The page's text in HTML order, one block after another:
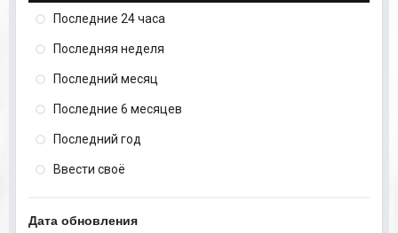
Последние 24 часа
Последняя неделя
Последний месяц
Последние 6 месяцев
Последний год
Ввести своё
Дата обновления